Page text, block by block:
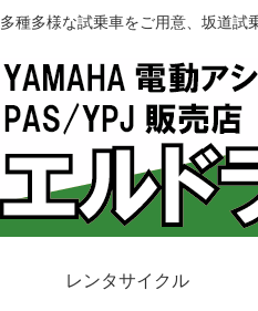
多種多様な試乗車をご用意、坂道試
レンタサイクル